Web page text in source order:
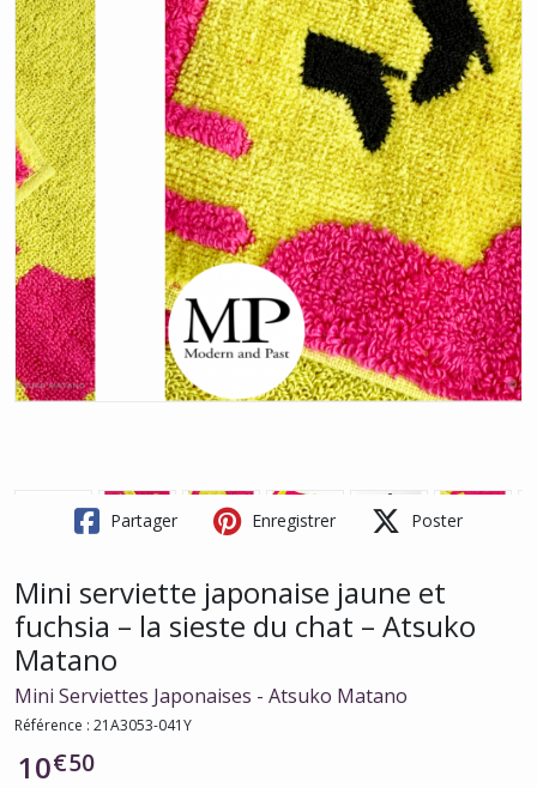
Partager Enregistrer Poster
Mini serviette japonaise jaune et
fuchsia – la sieste du chat – Atsuko
Matano
Mini Serviettes Japonaises - Atsuko Matano
Référence : 21A3053-041Y
10€50